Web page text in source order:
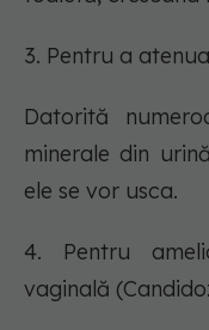
3. Pentru a
Datorită
minerale din
ele se vor usca.
4. Pentru
vaginală